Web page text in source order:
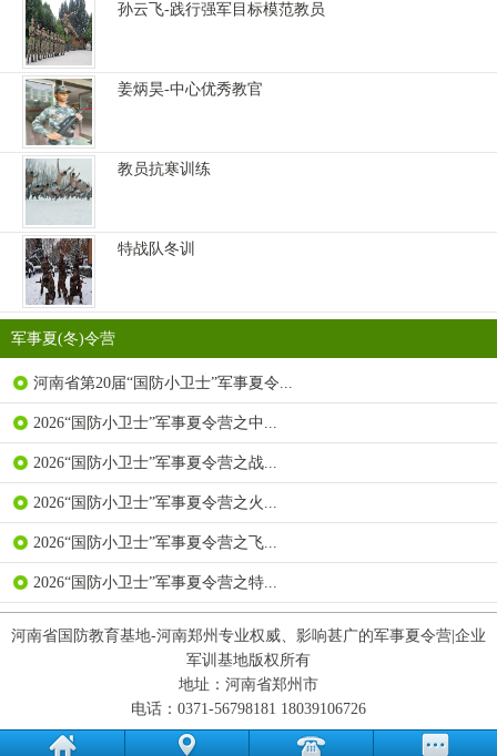
孙云飞-践行强军目标模范教员
姜炳昊-中心优秀教官
教员抗寒训练
特战队冬训
军事夏(冬)令营
河南省第20届“国防小卫士”军事夏令...
2026“国防小卫士”军事夏令营之中...
2026“国防小卫士”军事夏令营之战...
2026“国防小卫士”军事夏令营之火...
2026“国防小卫士”军事夏令营之飞...
2026“国防小卫士”军事夏令营之特...
河南省国防教育基地-河南郑州专业权威、影响甚广的军事夏令营|企业
军训基地版权所有
地址：河南省郑州市
电话：0371-56798181 18039106726